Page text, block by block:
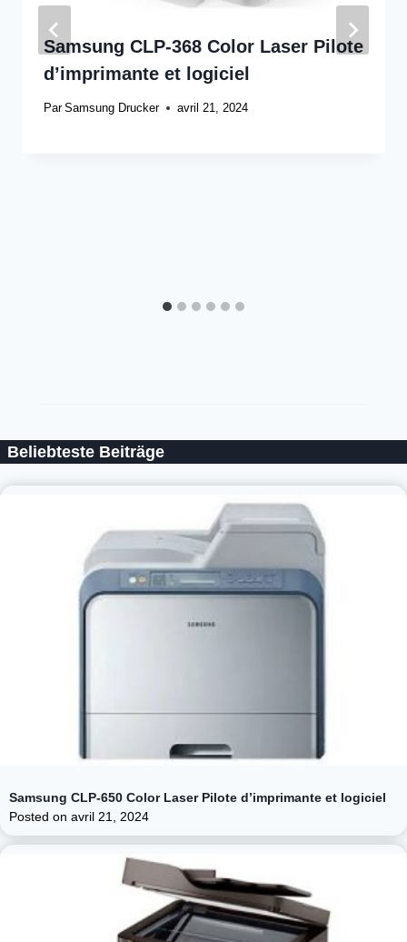
Samsung CLP-368 Color Laser Pilote
d’imprimante et logiciel
Par Samsung Drucker avril 21, 2024
Beliebteste Beiträge
Samsung CLP-650 Color Laser Pilote d’imprimante et logiciel
Posted on avril 21, 2024